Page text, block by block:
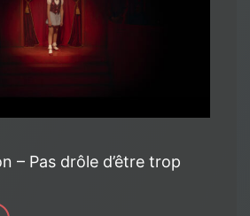
– Pas drôle d’être trop